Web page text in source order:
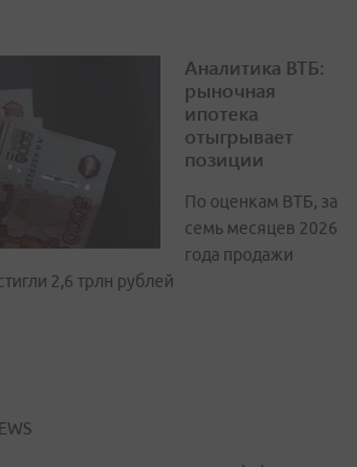
Аналитика ВТБ:
рыночная
ипотека
отыгрывает
позиции
По оценкам ВТБ, за
семь месяцев 2026
года продажи
2,6 трлн рублей